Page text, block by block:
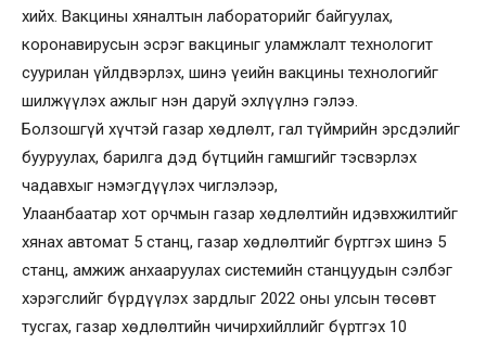
хийх. Вакцины хяналтын лабораторийг байгуулах,
коронавирусын эсрэг вакциныг уламжлалт технологит
суурилан үйлдвэрлэх, шинэ үеийн вакцины технологийг
шилжүүлэх ажлыг нэн даруй эхлүүлнэ гэлээ.
Болзошгүй хүчтэй газар хөдлөлт, гал түймрийн эрсдэлийг
бууруулах, барилга дэд бүтцийн гамшгийг тэсвэрлэх
чадавхыг нэмэгдүүлэх чиглэлээр,
Улаанбаатар хот орчмын газар хөдлөлтийн идэвхжилтийг
хянах автомат 5 станц, газар хөдлөлтийг бүртгэх шинэ 5
станц, амжиж анхааруулах системийн станцуудын сэлбэг
хэрэгслийг бүрдүүлэх зардлыг 2022 оны улсын төсөвт
тусгах, газар хөдлөлтийн чичирхийллийг бүртгэх 10